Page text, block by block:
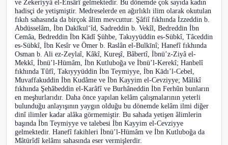
ve Zekeriyyâ el-Ensârî gelmektedir. Bu dönemde çok sayıda kadın
hadisçi de yetişmiştir. Medreselerde en ağırlıklı ilim olarak okutulan
fıkıh sahasında da birçok âlim mevcuttur. Şâfiî fıkhında İzzeddin b.
Abdüsselâm, İbn Dakīkul‘îd, Sadreddin b. Vekîl, Bedreddin İbn
Cemâa, Bedreddin İbn Kādî Şühbe, Takıyyüddin es-Sübkî, Tâceddin
es-Sübkî, İbn Kesîr ve Ömer b. Raslân el-Bulkīnî; Hanefî fıkhında
Osman b. Ali ez-Zeylaî, Kâkî, Kureşî, Bâbertî, İbnü’z-Ziyâ el-
Mekkî, İbnü’l-Hümâm, İbn Kutluboğa ve İbnü’l-Kerekî; Hanbelî
fıkhında Tûfî, Takıyyyüddin İbn Teymiyye, İbn Kādı’l-Cebel,
Muvaffakuddin İbn Kudâme ve İbn Kayyim el-Cevziyye; Mâlikî
fıkhında Şehâbeddin el-Karâfî ve Burhâneddin İbn Ferhûn bunların
en meşhurlarıdır. Daha önce yapılan kelâm çalışmalarının yeterli
bulunduğu anlayışının yaygın olduğu bu dönemde kelâm ilmi diğer
dinî ilimler kadar alâka görmemiştir. Bu sahada yetişen âlimlerin
başında İbn Teymiyye ve talebesi İbn Kayyim el-Cevziyye
gelmektedir. Hanefî fakihleri İbnü’l-Hümâm ve İbn Kutluboğa da
Mâtürîdî kelâmı sahasında eser vermişlerdir.